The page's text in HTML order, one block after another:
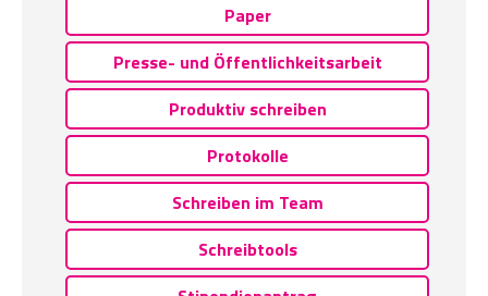
Paper
Presse- und Öffentlichkeitsarbeit
Produktiv schreiben
Protokolle
Schreiben im Team
Schreibtools